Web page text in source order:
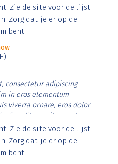
cursus id rutrum lorem
risus tristique posuere.
Zie de site voor de lijst
Zorg dat je er op de
bent!
consectetur adipiscing
in eros elementum
viverra ornare, eros dolor
diam libero vitae erat.
cursus id rutrum lorem
risus tristique posuere.
Zie de site voor de lijst
Zorg dat je er op de
bent!